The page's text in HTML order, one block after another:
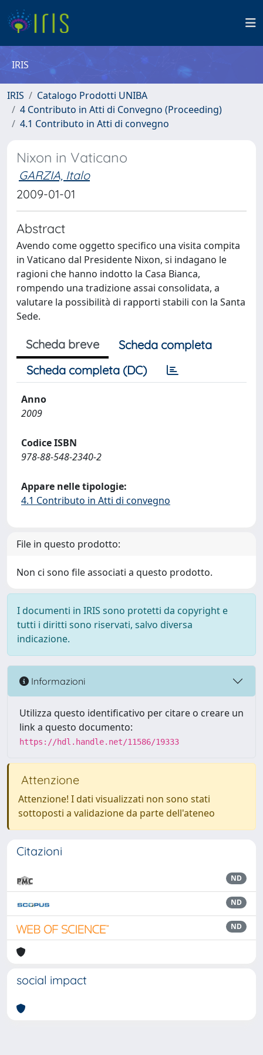
IRIS
IRIS
Catalogo Prodotti UNIBA
4 Contributo in Atti di Convegno (Proceeding)
4.1 Contributo in Atti di convegno
Nixon in Vaticano
GARZIA, Italo
2009-01-01
Abstract
Avendo come oggetto specifico una visita compita
in Vaticano dal Presidente Nixon, si indagano le
ragioni che hanno indotto la Casa Bianca,
rompendo una tradizione assai consolidata, a
valutare la possibilità di rapporti stabili con la Santa
Sede.
Scheda breve
Scheda completa
Scheda completa (DC)
Anno
2009
Codice ISBN
978-88-548-2340-2
Appare nelle tipologie:
4.1 Contributo in Atti di convegno
File in questo prodotto:
Non ci sono file associati a questo prodotto.
I documenti in IRIS sono protetti da copyright e
tutti i diritti sono riservati, salvo diversa
indicazione.
Informazioni
Utilizza questo identificativo per citare o creare un
link a questo documento:
https://hdl.handle.net/11586/19333
Attenzione
Attenzione! I dati visualizzati non sono stati
sottoposti a validazione da parte dell'ateneo
Citazioni
ND
ND
ND
social impact